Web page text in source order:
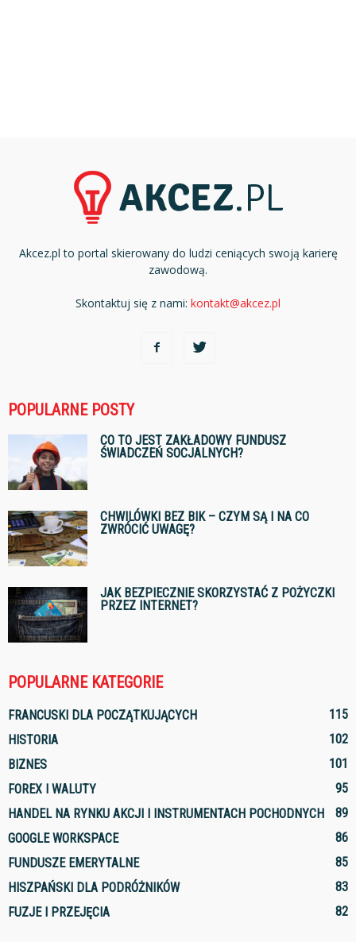
Akcez.pl to portal skierowany do ludzi ceniących swoją karierę
zawodową.
Skontaktuj się z nami: kontakt@akcez.pl
POPULARNE POSTY
CO TO JEST ZAKŁADOWY FUNDUSZ
ŚWIADCZEŃ SOCJALNYCH?
CHWILÓWKI BEZ BIK – CZYM SĄ I NA CO
ZWRÓCIĆ UWAGĘ?
JAK BEZPIECZNIE SKORZYSTAĆ Z POŻYCZKI
PRZEZ INTERNET?
POPULARNE KATEGORIE
FRANCUSKI DLA POCZĄTKUJĄCYCH
115
HISTORIA
102
BIZNES
101
FOREX I WALUTY
95
HANDEL NA RYNKU AKCJI I INSTRUMENTACH POCHODNYCH
89
GOOGLE WORKSPACE
86
FUNDUSZE EMERYTALNE
85
HISZPAŃSKI DLA PODRÓŻNIKÓW
83
FUZJE I PRZEJĘCIA
82